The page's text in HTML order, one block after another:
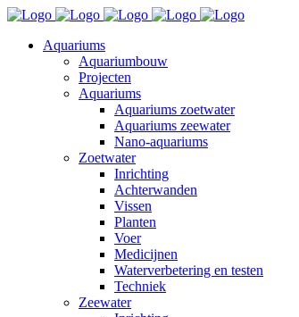
Aquariums
Aquariumbouw
Projecten
Aquariums
Aquariums zoetwater
Aquariums zeewater
Nano-aquariums
Zoetwater
Inrichting
Achterwanden
Vissen
Planten
Voer
Medicijnen
Waterverbetering en testen
Techniek
Zeewater